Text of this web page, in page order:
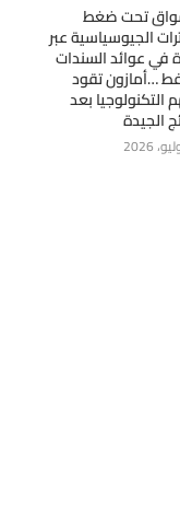
تحت ضغط
الجيوسياسية عبر
في عوائد السندات
…أمازون تقود
التكنولوجيا بعد
الجيدة